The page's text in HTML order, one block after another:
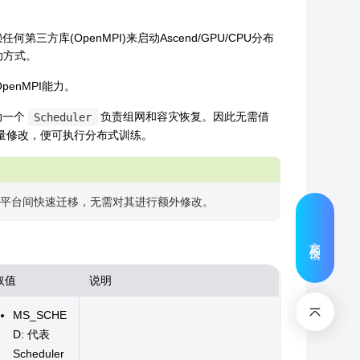
何第三方库(OpenMPI)来启动Ascend/GPU/CPU分布
式。
能力。
一个 Scheduler
负责组网和容灾恢复。因此无需借
改，便可执行分布式训练。
台间快速迁移，无需对其进行额外修改。
值 说明
MS_SCHE
D: 代表
Scheduler